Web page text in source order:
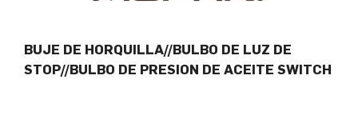
BUJE DE HORQUILLA//BULBO DE LUZ DE
STOP//BULBO DE PRESION DE ACEITE SWITCH